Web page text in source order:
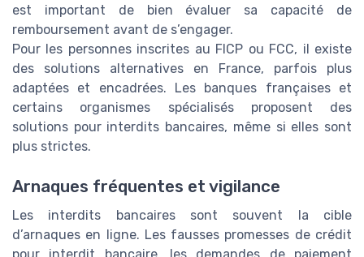
est important de bien évaluer sa capacité de
remboursement avant de s’engager.
Pour les personnes inscrites au FICP ou FCC, il existe
des solutions alternatives en France, parfois plus
adaptées et encadrées. Les banques françaises et
certains organismes spécialisés proposent des
solutions pour interdits bancaires, même si elles sont
plus strictes.
Arnaques fréquentes et vigilance
Les interdits bancaires sont souvent la cible
d’arnaques en ligne. Les fausses promesses de crédit
pour interdit bancaire, les demandes de paiement